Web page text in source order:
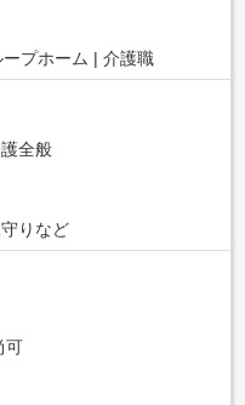
プホーム | 介護職
全般
りなど
可